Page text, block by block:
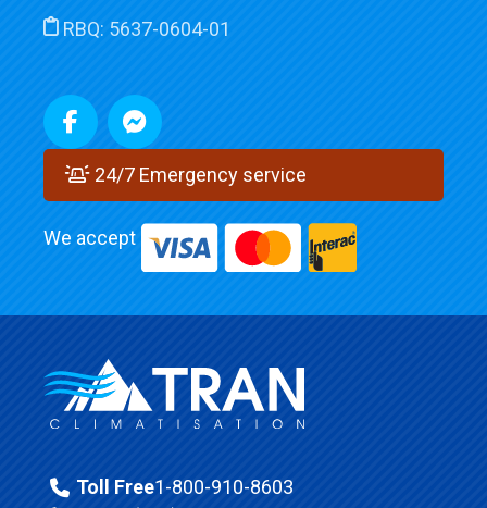
RBQ: 5637-0604-01
24/7 Emergency service
We accept
Toll Free1-800-910-8603